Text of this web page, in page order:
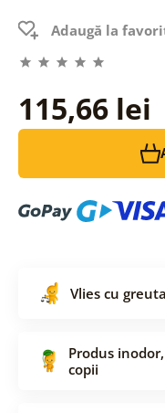
Adaugă la
115,66 lei
Vlies cu
Produs
copii